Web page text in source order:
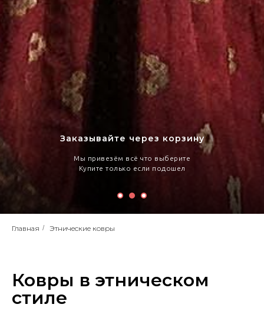
Заказывайте через корзину
Мы привезём всё что выберите
Купите только если подошел
Главная / Этнические ковры
Ковры в этническом
стиле